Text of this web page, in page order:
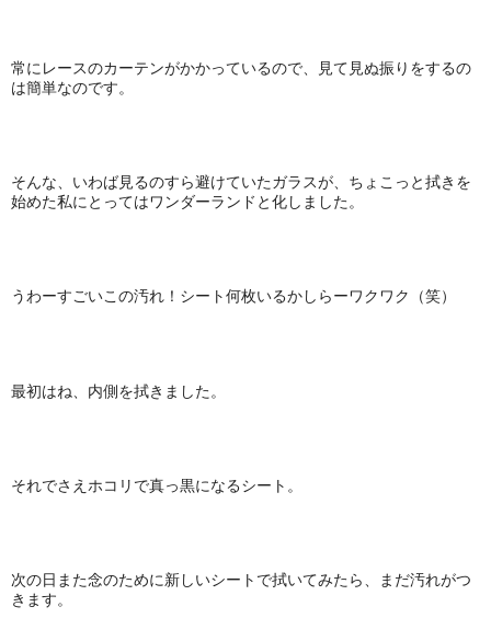
常にレースのカーテンがかかっているので、見て見ぬ振りをするの
は簡単なのです。
そんな、いわば見るのすら避けていたガラスが、ちょこっと拭きを
始めた私にとってはワンダーランドと化しました。
うわーすごいこの汚れ！シート何枚いるかしらーワクワク（笑）
最初はね、内側を拭きました。
それでさえホコリで真っ黒になるシート。
次の日また念のために新しいシートで拭いてみたら、まだ汚れがつ
きます。